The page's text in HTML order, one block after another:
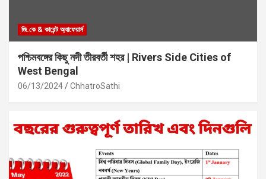
জি.কে & কারেন্ট অ্যাফেয়ার্স
পশ্চিমবঙ্গের কিছু নদী তীরবর্তী শহর | Rivers Side Cities of
West Bengal
06/13/2024 ChhatroSathi